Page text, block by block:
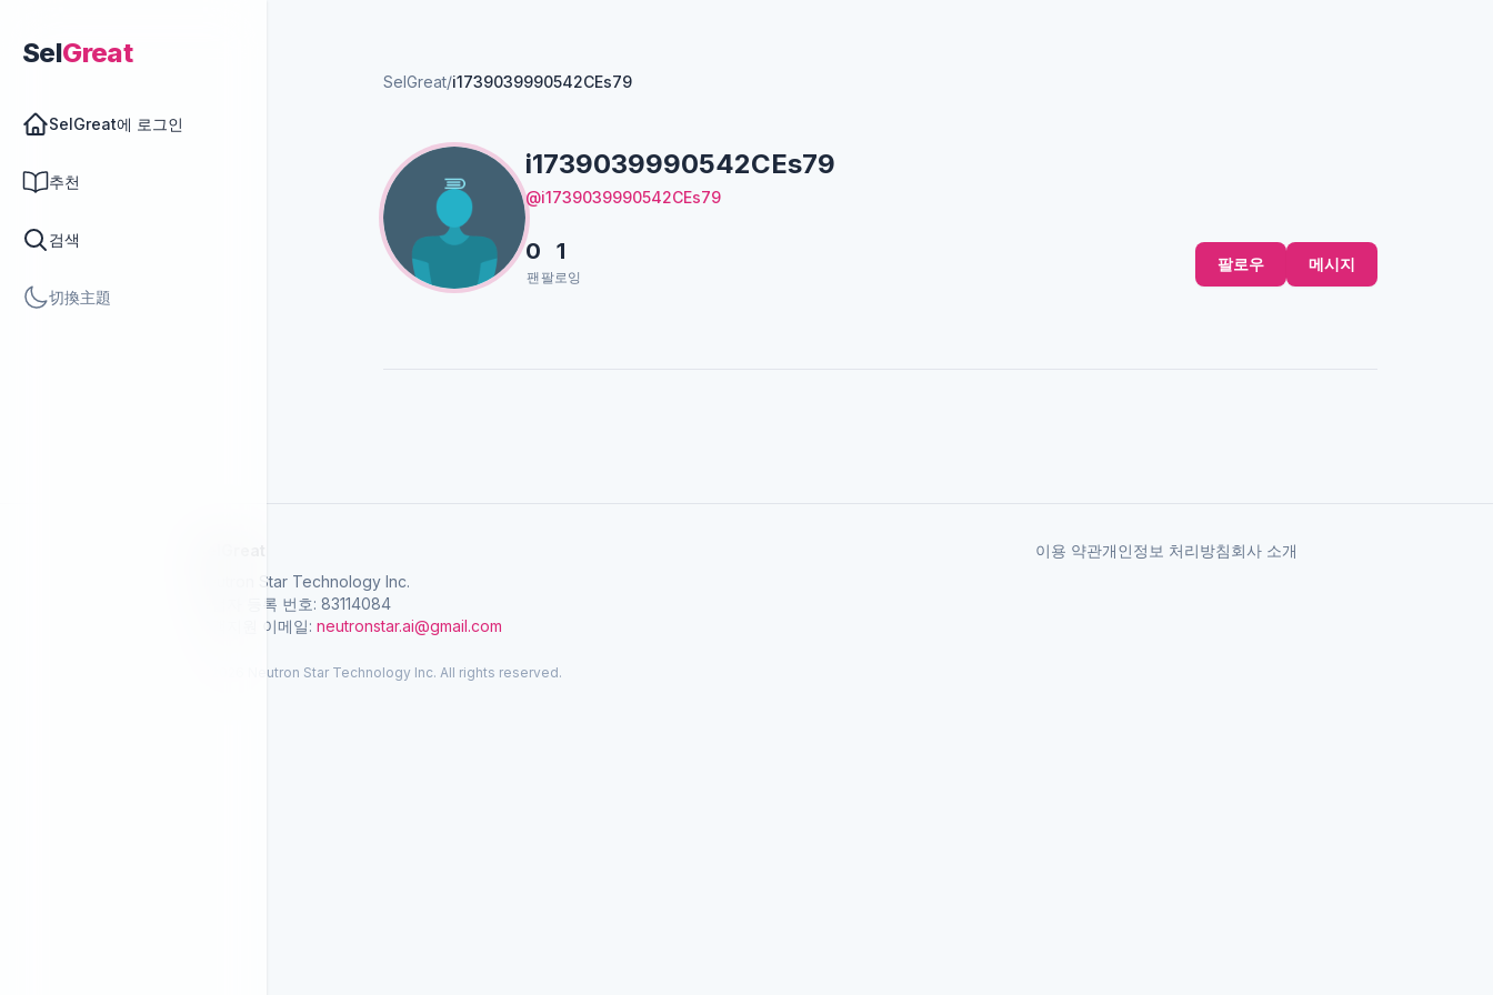
SelGreat
SelGreat에 로그인
추천
검색
切換主題
SelGreat/i1739039990542CEs79
i1739039990542CEs79
@i1739039990542CEs79
0
팬
1
팔로잉
팔로우 메시지
Neutron Star Technology Inc.
사업자 등록 번호: 83114084
고객지원 이메일: neutronstar.ai@gmail.com
이용 약관개인정보 처리방침회사 소개
© 2026 Neutron Star Technology Inc. All rights reserved.